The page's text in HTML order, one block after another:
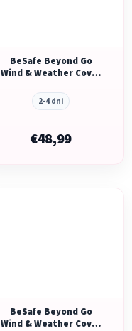
BeSafe Beyond Go
Wind & Weather Cover
2-4 dni
€48,99
BeSafe Beyond Go
Wind & Weather Cover